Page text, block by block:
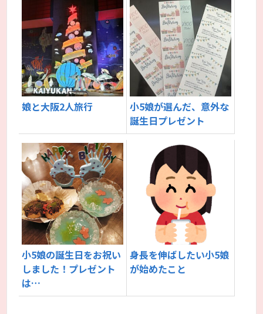
娘と大阪2人旅行
小5娘が選んだ、意外な
誕生日プレゼント
小5娘の誕生日をお祝い
しました！プレゼント
は…
身長を伸ばしたい小5娘
が始めたこと